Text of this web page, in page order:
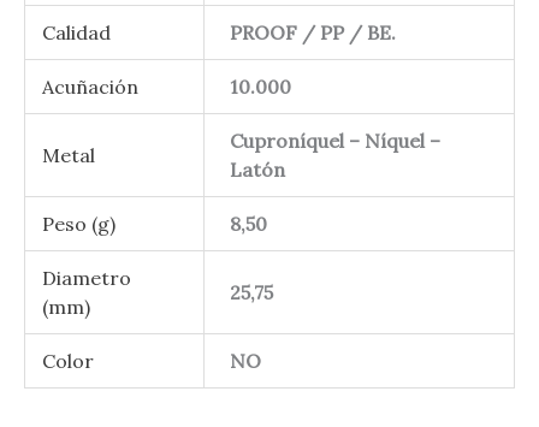
Calidad PROOF / PP / BE.
Acuñación 10.000
Metal
Cuproníquel – Níquel –
Latón
Peso (g) 8,50
Diametro
(mm)
25,75
Color NO